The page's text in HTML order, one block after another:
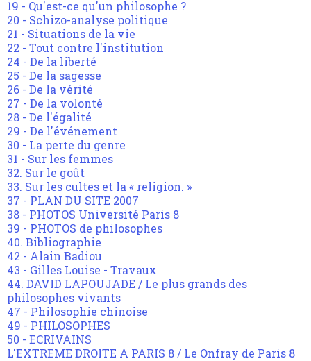
19 - Qu'est-ce qu'un philosophe ?
20 - Schizo-analyse politique
21 - Situations de la vie
22 - Tout contre l'institution
24 - De la liberté
25 - De la sagesse
26 - De la vérité
27 - De la volonté
28 - De l'égalité
29 - De l'événement
30 - La perte du genre
31 - Sur les femmes
32. Sur le goût
33. Sur les cultes et la « religion. »
37 - PLAN DU SITE 2007
38 - PHOTOS Université Paris 8
39 - PHOTOS de philosophes
40. Bibliographie
42 - Alain Badiou
43 - Gilles Louise - Travaux
44. DAVID LAPOUJADE / Le plus grands des
philosophes vivants
47 - Philosophie chinoise
49 - PHILOSOPHES
50 - ECRIVAINS
L'EXTREME DROITE A PARIS 8 / Le Onfray de Paris 8